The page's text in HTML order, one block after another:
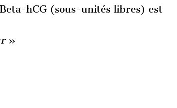
hCG (sous-unités libres) est
»